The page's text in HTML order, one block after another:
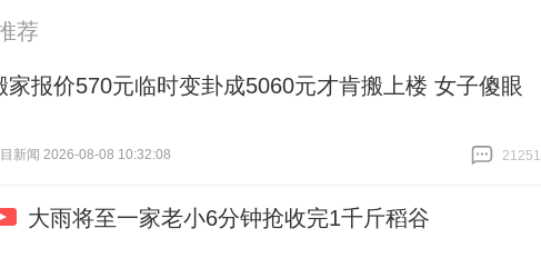
荐
家报价570元临时变卦成5060元才肯搬上楼 女子傻眼
新闻 2026-08-08 10:32:08
21251
大雨将至一家老小6分钟抢收完1千斤稻谷